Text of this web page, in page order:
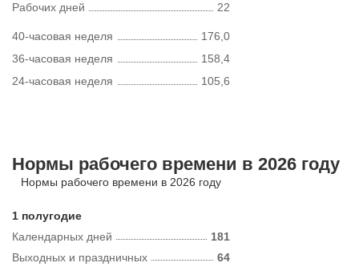
Рабочих дней
22
40-часовая неделя
176,0
36-часовая неделя
158,4
24-часовая неделя
105,6
Нормы рабочего времени в 2026 году
Нормы рабочего времени в 2026 году
1 полугодие
Календарных дней
181
Выходных и праздничных 64